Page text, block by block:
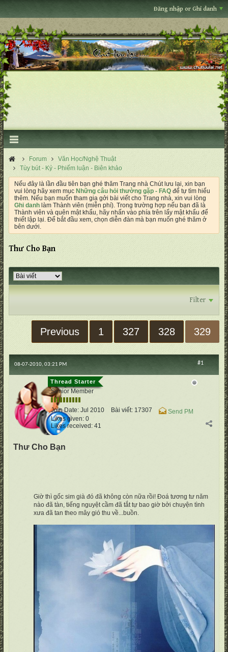
Đăng nhập or Ghi danh
Forum
Văn Học/Nghệ Thuật
Tùy bút - Ký - Phiếm luận - Biên khảo
Nếu đây là lần đầu tiên bạn ghé thăm Trang nhà Chút lưu lại, xin bạn
vui lòng hãy xem mục Những câu hỏi thường gặp - FAQ để tự tìm hiểu
thêm. Nếu bạn muốn tham gia gởi bài viết cho Trang nhà, xin vui lòng
Ghi danh làm Thành viên (miễn phí). Trong trường hợp nếu bạn đã là
Thành viên và quên mật khẩu, hãy nhấn vào phía trên lấy mật khẩu để
thiết lập lại. Để bắt đầu xem, chọn diễn đàn mà bạn muốn ghé thăm ở
bên dưới.
Thư Cho Bạn
Filter
Previous 1 327 328 329
#1
08-07-2010, 03:21 PM
cố Quận
Senior Member
Join Date: Jul 2010 Bài viết: 17307
Send PM
Likes given: 0
Likes received: 41
Thư Cho Bạn
Giờ thì gốc sim già đó đã không còn nữa rồi! Đoá tương tư năm
nào đã tàn, tiếng nguyệt cầm đã tắt tự bao giờ bởi chuyện tình
xưa đã tan theo mây gió thu về...buồn.